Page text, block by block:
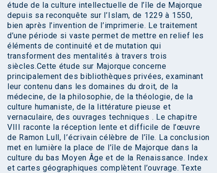
étude de la culture intellectuelle de l’île de Majorque
depuis sa reconquête sur l’Islam, de 1229 à 1550,
bien après l’invention de l’imprimerie. Le traitement
d’une période si vaste permet de mettre en relief les
éléments de continuité et de mutation qui
transforment des mentalités à travers trois
siècles.Cette étude sur Majorque concerne
principalement des bibliothèques privées, examinant
leur contenu dans les domaines du droit, de la
médecine, de la philosophie, de la théologie, de la
culture humaniste, de la littérature pieuse et
vernaculaire, des ouvrages techniques . Le chapitre
VIII raconte la réception lente et difficile de l’œuvre
de Ramon Lull, I’écrivain célèbre de l’île. La conclusion
met en lumière la place de l’île de Majorque dans la
culture du bas Moyen Âge et de la Renaissance. Index
et cartes géographiques complètent l’ouvrage. Texte